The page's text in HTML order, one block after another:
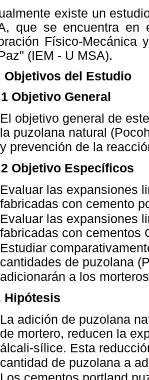
existe un
que se encuentra en
Físico-Mecánica
(IEM - U MSA).
Objetivos del Estudio
Objetivo General
El objetivo general de
la puzolana natural
y prevención de la
Objetivo Específicos
Evaluar las expansiones
fabricadas con cemento
Evaluar las expansiones
fabricadas con cementos
Estudiar
cantidades de puzolana
adicionarán a los
Hipótesis
La adición de puzolana
de mortero, reducen la
álcali-sílice. Esta
cantidad de puzolana a